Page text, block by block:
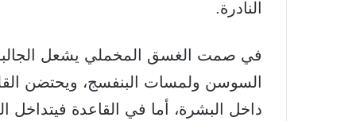
النادرة.
في صمت الغسق المخملي يشعل
السوسن ولمسات البنفسج، ويحتضن
داخل البشرة، أما في القاعدة